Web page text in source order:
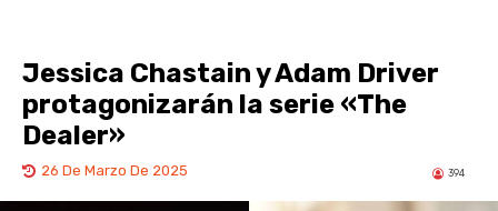
Jessica Chastain y Adam Driver
protagonizarán la serie «The
Dealer»
26 De Marzo De 2025 394